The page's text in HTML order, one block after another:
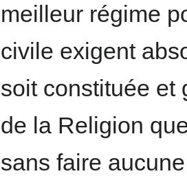
meilleur régime
civile exigent
soit constituée et
de la Religion
sans faire